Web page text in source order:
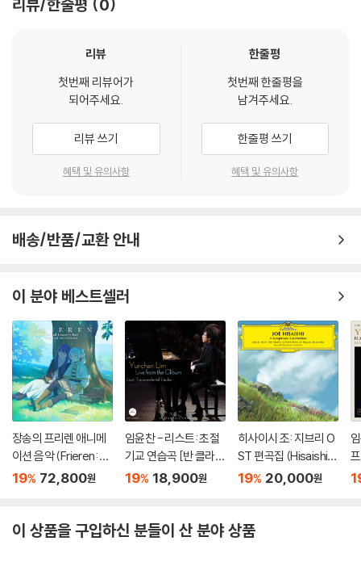
리뷰/한줄평 0
리뷰
첫번째 리뷰어가
되어주세요.
리뷰 쓰기
혜택 및 유의사항
한줄평
첫번째 한줄평을
남겨주세요.
한줄평 쓰기
혜택 및 유의사항
배송/반품/교환 안내
이 분야 베스트셀러
장송의 프리렌 애니메
이션 음악 (Frieren: B
eyond Journey's En
러 2LP]
19% 72,800원
임윤찬 - 리스트: 초절
기교 연습곡 [반 클라이
번 콩쿠르 실황 녹음]
19% 18,900원
히사이시 조: 지브리 O
ST 편곡집 (Hisaishi J
oe: Symphonic Cele
19% 20,000원
[
이 상품을 구입하신 분들이 산 분야 상품